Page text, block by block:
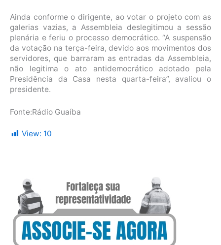
Ainda conforme o dirigente, ao votar o projeto com as
galerias vazias, a Assembleia deslegitimou a sessão
plenária e feriu o processo democrático. “A suspensão
da votação na terça-feira, devido aos movimentos dos
servidores, que barraram as entradas da Assembleia,
não legitima o ato antidemocrático adotado pela
Presidência da Casa nesta quarta-feira”, avaliou o
presidente.
Fonte:Rádio Guaíba
View: 10